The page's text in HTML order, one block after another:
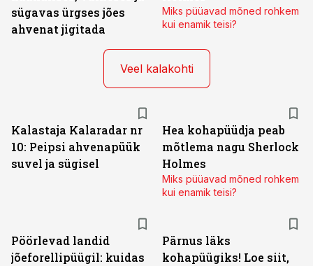
sügavas ürgses jões
ahvenat jigitada
Miks püüavad mõned rohkem
kui enamik teisi?
Veel kalakohti
Kalastaja Kalaradar nr
10: Peipsi ahvenapüük
suvel ja sügisel
Hea kohapüüdja peab
mõtlema nagu Sherlock
Holmes
Miks püüavad mõned rohkem
kui enamik teisi?
Pöörlevad landid
jõeforellipüügil: kuidas
Pärnus läks
kohapüügiks! Loe siit,